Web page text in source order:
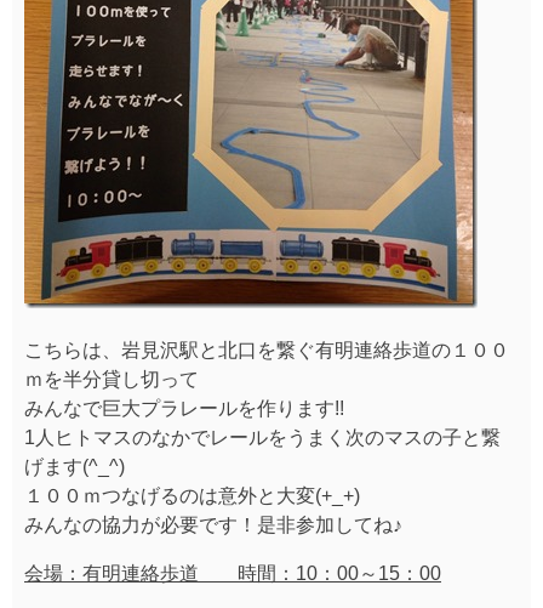
こちらは、岩見沢駅と北口を繋ぐ有明連絡歩道の１００
ｍを半分貸し切って
みんなで巨大プラレールを作ります!!
1人ヒトマスのなかでレールをうまく次のマスの子と繋
げます(^_^)
１００ｍつなげるのは意外と大変(+_+)
みんなの協力が必要です！是非参加してね♪
会場：有明連絡歩道 時間：10：00～15：00